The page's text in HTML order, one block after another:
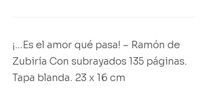
¡…Es el amor qué pasa! – Ramón de
Zubiría Con subrayados 135 páginas.
Tapa blanda. 23 x 16 cm